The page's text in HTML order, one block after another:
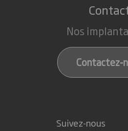
Nos
Contactez-
Suivez-nous